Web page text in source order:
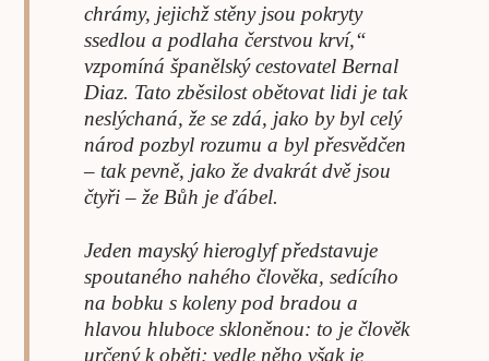
chrámy, jejichž stěny jsou pokryty
ssedlou a podlaha čerstvou krví,“
vzpomíná španělský cestovatel Bernal
Diaz. Tato zběsilost obětovat lidi je tak
neslýchaná, že se zdá, jako by byl celý
národ pozbyl rozumu a byl přesvědčen
– tak pevně, jako že dvakrát dvě jsou
čtyři – že Bůh je ďábel.
Jeden mayský hieroglyf představuje
spoutaného nahého člověka, sedícího
na bobku s koleny pod bradou a
hlavou hluboce skloněnou: to je člověk
určený k oběti; vedle něho však je